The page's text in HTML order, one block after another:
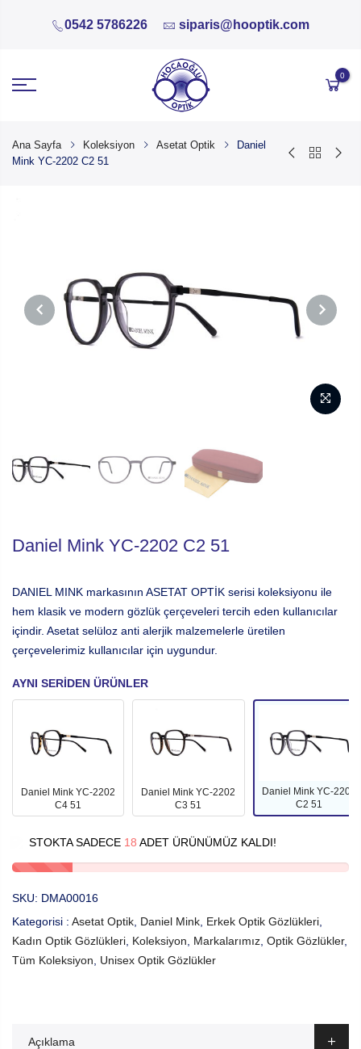
0542 5786226 siparis@hooptik.com
0
Ana Sayfa Koleksiyon Asetat Optik
Daniel
Mink YC-2202 C2 51
PREVIOUS
Daniel Mink YC-2202 C2 51
DANIEL MINK markasının ASETAT OPTİK serisi koleksiyonu ile
hem klasik ve modern gözlük çerçeveleri tercih eden kullanıcılar
içindir. Asetat selüloz anti alerjik malzemelerle üretilen
çerçevelerimiz kullanıcılar için uygundur.
AYNI SERIDEN ÜRÜNLER
Daniel Mink YC-2202
C4 51
Daniel Mink YC-2202
C3 51
Daniel Mink YC-2202
C2 51
STOKTA SADECE 18 ADET ÜRÜNÜMÜZ KALDI!
SKU: DMA00016
Kategorisi : Asetat Optik Daniel Mink Erkek Optik Gözlükleri
Kadın Optik Gözlükleri Koleksiyon Markalarımız Optik Gözlükler,
Tüm Koleksiyon
Unisex Optik Gözlükler
Açıklama